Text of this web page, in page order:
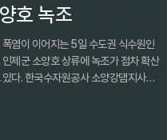
호 녹조
폭염이 이어지는 5일 수도권 식수원인
제군 소양호 상류에 녹조가 점차 확산
다. 한국수자원공사 소양강댐지사와